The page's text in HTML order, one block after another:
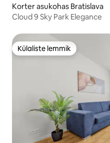
Korter asukohas Bratislava
Cloud 9 Sky Park Elegance
Külaliste lemmik
Külaliste lemmik